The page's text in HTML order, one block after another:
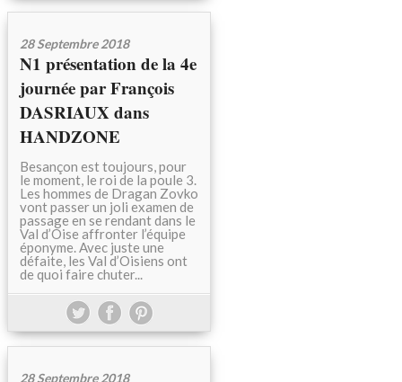
28 Septembre 2018
N1 présentation de la 4e
journée par François
DASRIAUX dans
HANDZONE
Besançon est toujours, pour
le moment, le roi de la poule 3.
Les hommes de Dragan Zovko
vont passer un joli examen de
passage en se rendant dans le
Val d’Oise affronter l’équipe
éponyme. Avec juste une
défaite, les Val d’Oisiens ont
de quoi faire chuter...
28 Septembre 2018